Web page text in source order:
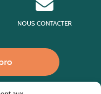
NOUS CONTACTER